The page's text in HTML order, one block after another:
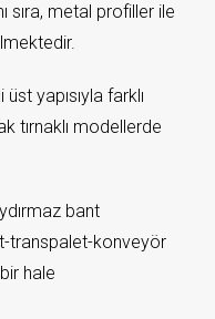
sıra, metal profiller ile
yapısıyla farklı
tırnaklı modellerde
bant
transpalet-konveyör
hale